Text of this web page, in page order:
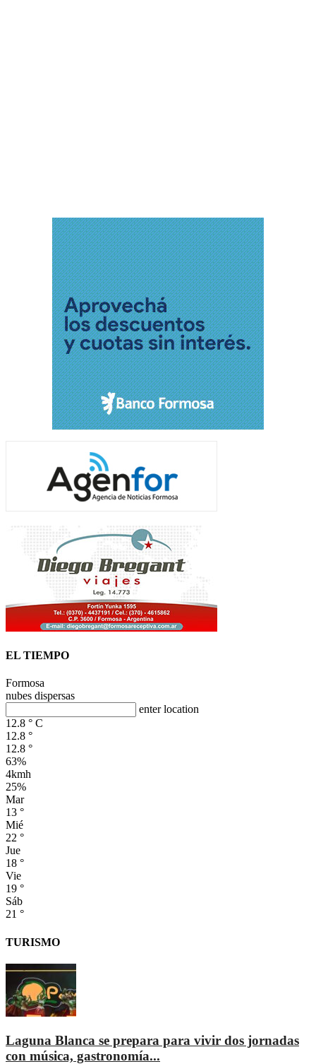
EL TIEMPO
Formosa
nubes dispersas
enter location
12.8 ° C
12.8 °
12.8 °
63%
4kmh
25%
Mar
13 °
Mié
22 °
Jue
18 °
Vie
19 °
Sáb
21 °
TURISMO
Laguna Blanca se prepara para vivir dos jornadas
con música, gastronomía...